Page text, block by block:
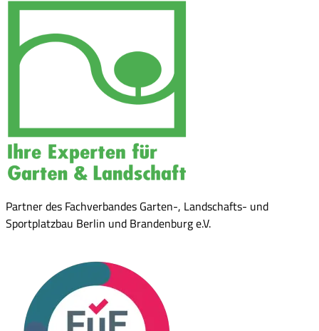
Partner des Fachverbandes Garten-, Landschafts- und
Sportplatzbau Berlin und Brandenburg e.V.